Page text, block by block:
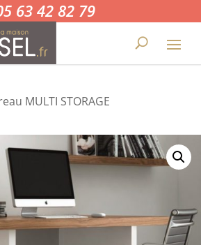
63 42 82 79
MULTI STORAGE